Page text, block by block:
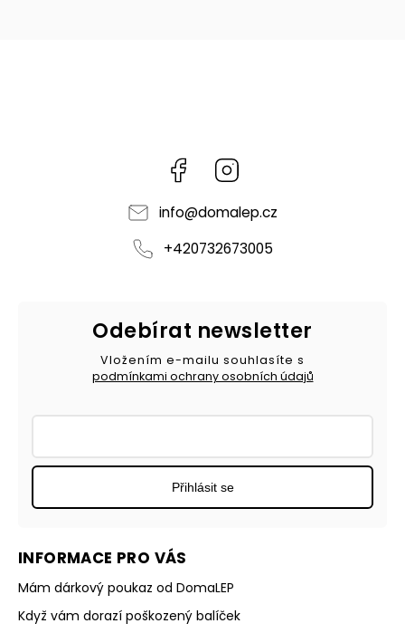
Facebook
info@domalep.cz
+420732673005
INFORMACE PRO VÁS
Mám dárkový poukaz od DomaLEP
Když vám dorazí poškozený balíček
Odebírat newsletter
Vložením e-mailu souhlasíte s
podmínkami ochrany osobních údajů
Přihlásit se